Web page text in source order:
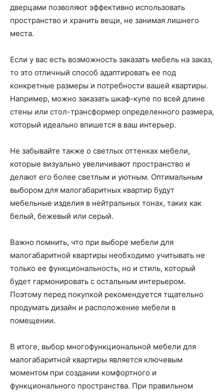
дверцами позволяют эффективно использовать
пространство и хранить вещи, не занимая лишнего
места.
Если у вас есть возможность заказать мебель на заказ,
то это отличный способ адаптировать ее под
конкретные размеры и потребности вашей квартиры.
Например, можно заказать шкаф-купе по всей длине
стены или стол-трансформер определенного размера,
который идеально впишется в ваш интерьер.
Не забывайте также о светлых оттенках мебели,
которые визуально увеличивают пространство и
делают его более светлым и уютным. Оптимальным
выбором для малогабаритных квартир будут
мебельные изделия в нейтральных тонах, таких как
белый, бежевый или серый.
Важно помнить, что при выборе мебели для
малогабаритной квартиры необходимо учитывать не
только ее функциональность, но и стиль, который
будет гармонировать с остальным интерьером.
Поэтому перед покупкой рекомендуется тщательно
продумать дизайн и расположение мебели в
помещении.
В итоге, выбор многофункциональной мебели для
малогабаритной квартиры является ключевым
моментом при создании комфортного и
функционального пространства. При правильном